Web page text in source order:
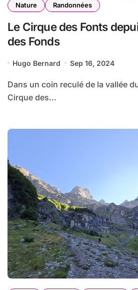
Nature
Randonnées
Le Cirque des Fonts
des Fonds
Hugo Bernard Sep 16, 2024
Dans un coin reculé de la vallée du Giffre, il y a le
Cirque des...